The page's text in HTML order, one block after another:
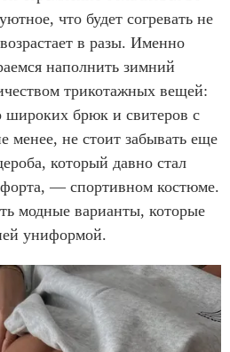
что будет согревать не
в разы. Именно
наполнить зимний
трикотажных вещей:
широких брюк и свитеров с
менее, не стоит забывать еще
который давно стал
— спортивном костюме.
модные варианты, которые
униформой.